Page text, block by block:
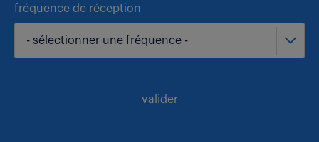
fréquence de réception
- sélectionner une fréquence -
valider